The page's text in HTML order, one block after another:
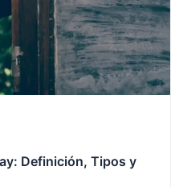
Definición, Tipos y